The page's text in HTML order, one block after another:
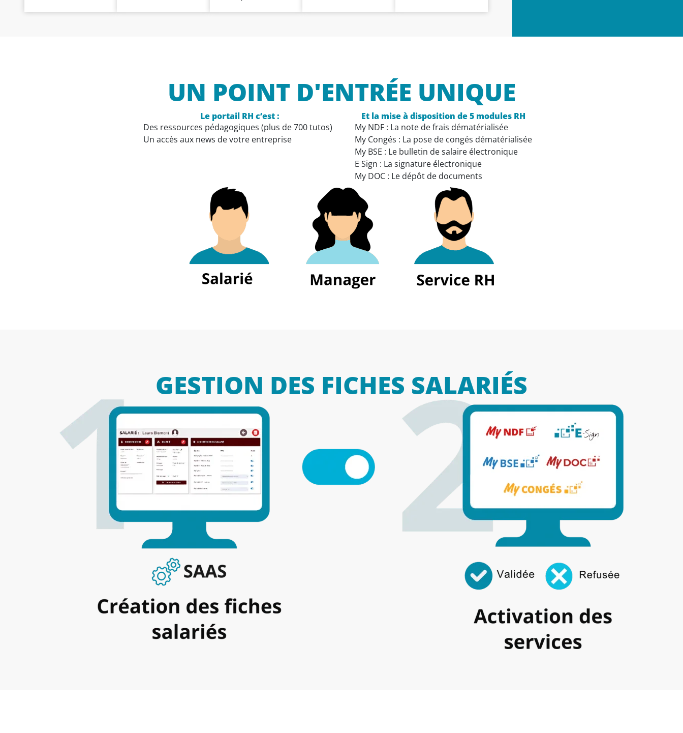
UN POINT D'ENTRÉE UNIQUE
Le portail RH c’est :
Des ressources pédagogiques (plus de 700 tutos)
Un accès aux news de votre entreprise
Et la mise à disposition de 5 modules RH
My NDF : La note de frais dématérialisée
My Congés : La pose de congés dématérialisée
My BSE : Le bulletin de salaire électronique
E Sign : La signature électronique
My DOC : Le dépôt de documents
GESTION DES FICHES SALARIÉS